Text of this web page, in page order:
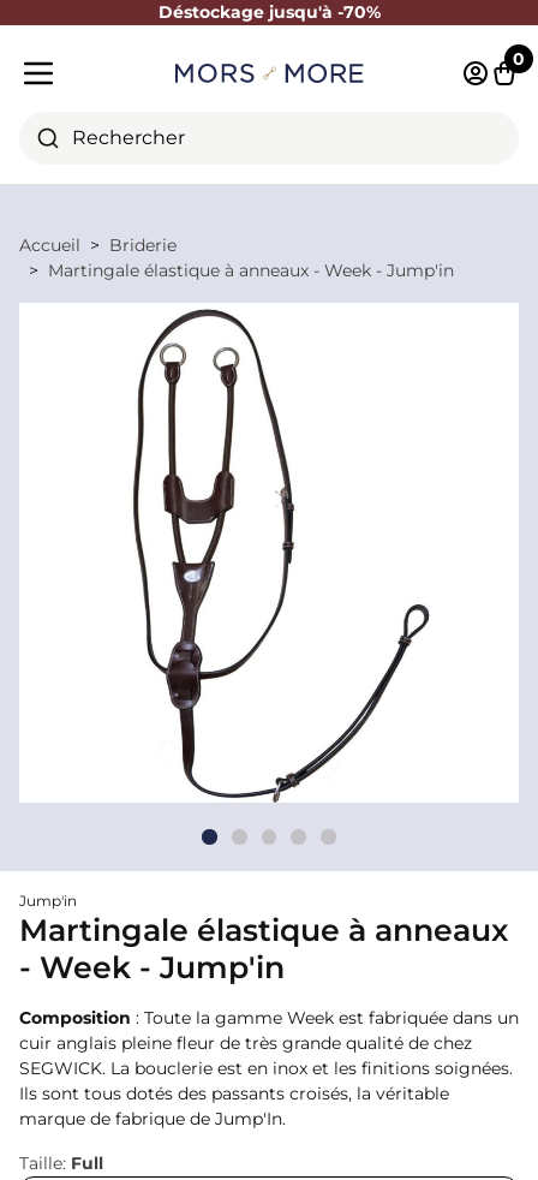
Déstockage jusqu'à -70%
Fermer
Rechercher
0
Accueil
Briderie
Martingale élastique à anneaux - Week - Jump'in
Jump'in
Martingale élastique à anneaux
- Week - Jump'in
Composition : Toute la gamme Week est fabriquée dans un
cuir anglais pleine fleur de très grande qualité de chez
SEGWICK. La bouclerie est en inox et les finitions soignées.
Ils sont tous dotés des passants croisés, la véritable
marque de fabrique de Jump'In.
Taille: Full